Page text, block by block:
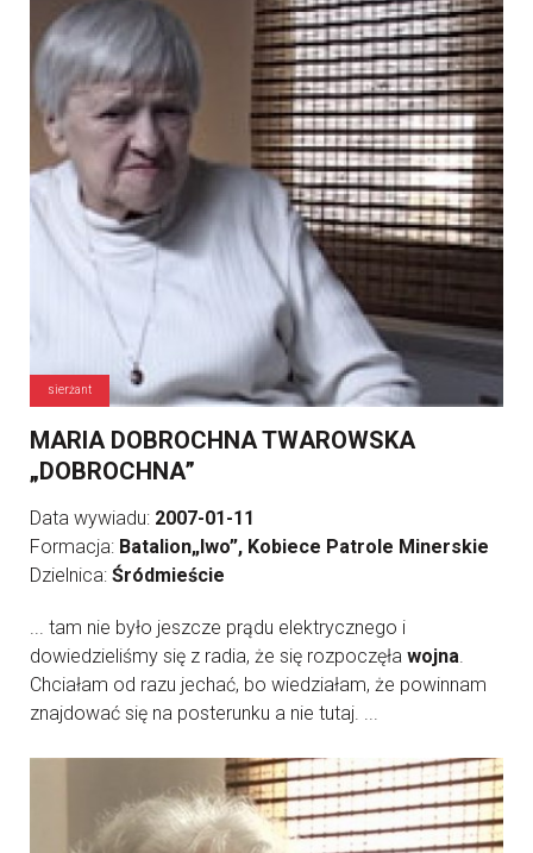
sierżant
MARIA DOBROCHNA TWAROWSKA
„DOBROCHNA”
Data wywiadu: 2007-01-11
Formacja: Batalion„Iwo”, Kobiece Patrole Minerskie
Dzielnica: Śródmieście
... tam nie było jeszcze prądu elektrycznego i
dowiedzieliśmy się z radia, że się rozpoczęła wojna.
Chciałam od razu jechać, bo wiedziałam, że powinnam
znajdować się na posterunku a nie tutaj. ...